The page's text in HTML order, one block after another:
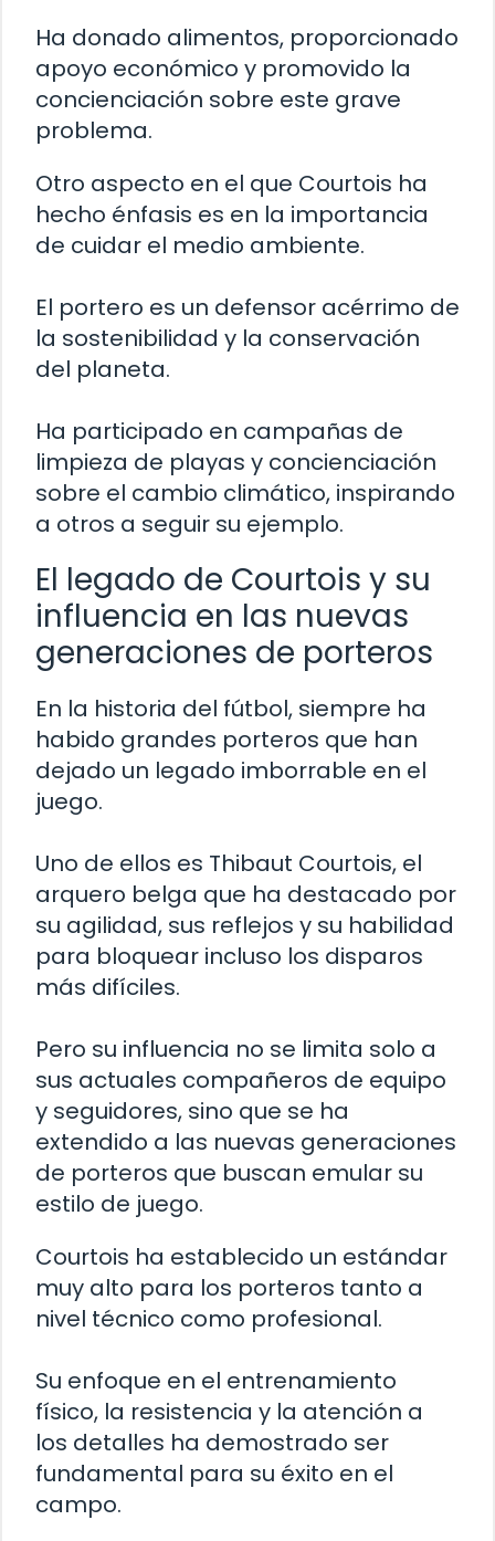
Ha donado alimentos, proporcionado
apoyo económico y promovido la
concienciación sobre este grave
problema.
Otro aspecto en el que Courtois ha
hecho énfasis es en la importancia
de cuidar el medio ambiente.
El portero es un defensor acérrimo de
la sostenibilidad y la conservación
del planeta.
Ha participado en campañas de
limpieza de playas y concienciación
sobre el cambio climático, inspirando
a otros a seguir su ejemplo.
El legado de Courtois y su
influencia en las nuevas
generaciones de porteros
En la historia del fútbol, siempre ha
habido grandes porteros que han
dejado un legado imborrable en el
juego.
Uno de ellos es Thibaut Courtois, el
arquero belga que ha destacado por
su agilidad, sus reflejos y su habilidad
para bloquear incluso los disparos
más difíciles.
Pero su influencia no se limita solo a
sus actuales compañeros de equipo
y seguidores, sino que se ha
extendido a las nuevas generaciones
de porteros que buscan emular su
estilo de juego.
Courtois ha establecido un estándar
muy alto para los porteros tanto a
nivel técnico como profesional.
Su enfoque en el entrenamiento
físico, la resistencia y la atención a
los detalles ha demostrado ser
fundamental para su éxito en el
campo.